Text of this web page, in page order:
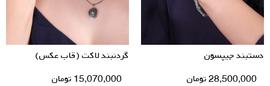
دستبند جیپسون
28,500,000تومان
گردنبند لاکت (قاب عکس)
15,070,000 تومان